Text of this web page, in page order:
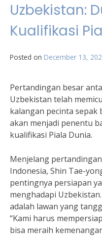
Uzbekistan:
Kualifikasi
Posted on December 13,
Pertandingan besar
Uzbekistan telah
kalangan pecinta sepak
akan menjadi penentu
kualifikasi Piala Dunia.
Menjelang
Indonesia, Shin Tae-
pentingnya persiapan
menghadapi
adalah lawan yang
“Kami harus
bisa meraih